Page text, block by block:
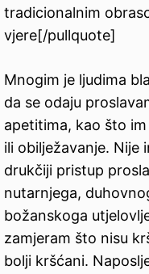
tradicionalnim
vjere[/pullquote]
Mnogim je ljudima
da se odaju
apetitima, kao što
ili obilježavanje. Nije
drukčiji pristup
nutarnjega,
božanskoga
zamjeram što nisu
bolji kršćani.